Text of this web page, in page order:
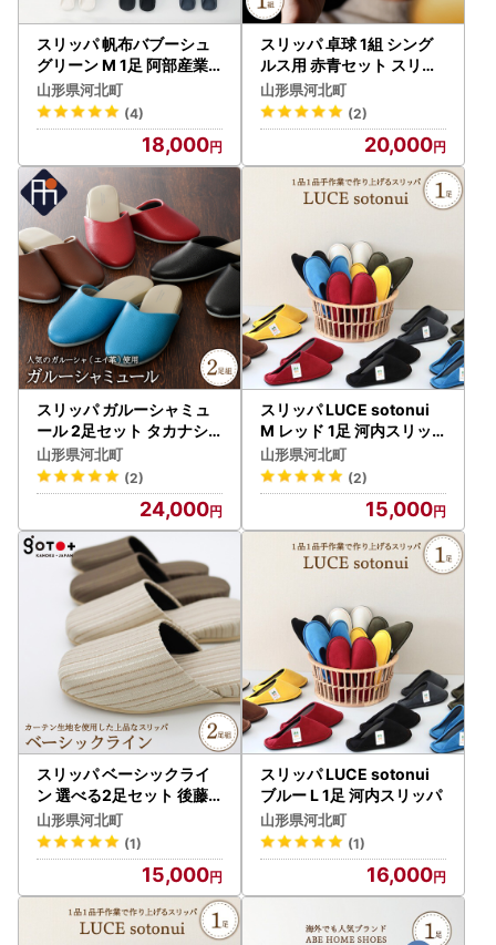
以上続く動物園が100年先も動物たちとともに笑顔で過ごす
未来のために。
・河北中央公園で走っているいもこ列車（蒸気機関車）を未
来に繋ぎたい！
皆様のあたたかいご支援、ご協力をお待ちしております。
＝＝＝＝＝＝＝＝＝＝＝＝＝＝＝＝＝＝＝＝＝＝＝＝
◆寄附者の皆様へ◆
●〇河北町ふるさと納税のワンストップ申請は、申請アプリ
「IAM」で簡単便利にスマホで完結！〇●
＼マイナンバーカードをお持ちの方へ朗報／
ご寄附をいただいた皆様のご負担を軽減するために、
スマホのみで申請を完結できるアプリ「IAM(アイアム)」が
登場しました！
IAMを使用して申請すると、申請書の記入＆郵送が不要。
署名や書類添付、ポスト投函など手間のかかる手続きを大幅
にスキップできます♪
※従来通りの「オンライン申請」「書類郵送による申請」も
引き続きご利用可能です。
▼申請アプリ【IAM】のダウンロードについて▼
Android・iOSのアプリストアにて＜アイアム マイナンバ
ー＞で検索してみてください♪
＝＝＝＝＝＝＝＝＝＝＝＝＝＝＝＝＝＝＝＝＝＝＝＝
【返礼品の配送について】
・ご入金確認後、1か月～2か月程度でお届けいたします。
※お米やフルーツなど一部を除きます。
※配送不可地域に該当する場合はお届けすることができませ
んのでご注意ください。
・返礼品は確実にお受け取りください。長期不在等の寄附者
スリッパ 帆布バブーシュ
グリーン M 1足 阿部産業
スリッパ
山形県河北町
(4)
18,000
スリッパ 卓球 1組 シング
ルス用 赤青セット スリッ
パ
山形県河北町
(2)
20,000
スリッパ ガルーシャミュ
ール 2足セット タカナシ
スリッパ
山形県河北町
(2)
24,000
スリッパ LUCE sotonui
M レッド 1足 河内スリッ
パ
山形県河北町
(2)
15,000
スリッパ ベーシックライ
ン 選べる2足セット 後藤
スリッパ
山形県河北町
(1)
15,000
スリッパ LUCE sotonui
ブルー L 1足 河内スリッパ
山形県河北町
(1)
16,000